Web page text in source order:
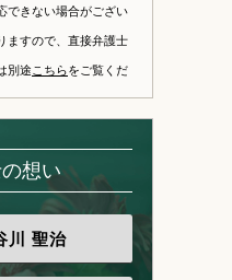
できない場合がござい
すので、 直接弁護士
別途こちらをご覧くだ
想い
川 聖治